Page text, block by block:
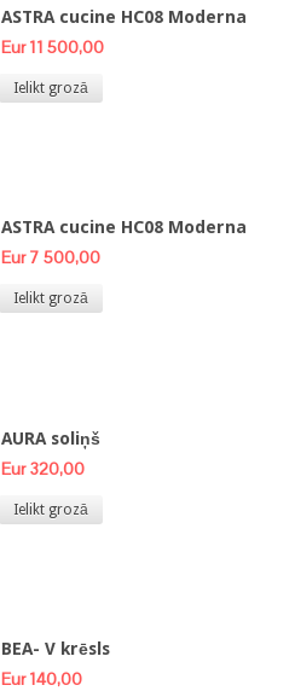
ASTRA cucine HC08 Moderna
Eur 11 500,00
Ielikt grozā
ASTRA cucine HC08 Moderna
Eur 7 500,00
Ielikt grozā
AURA soliņš
Eur 320,00
Ielikt grozā
BEA- V krēsls
Eur 140,00